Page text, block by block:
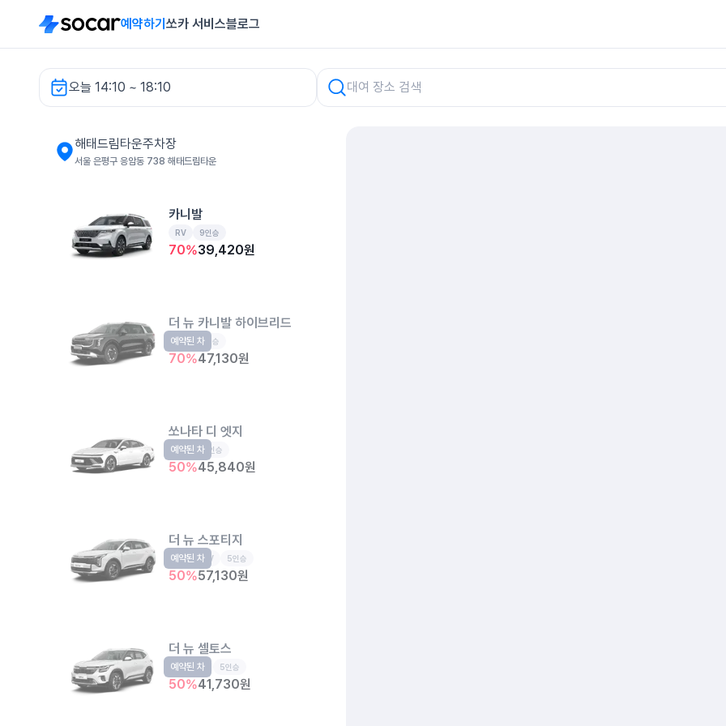
예약하기 쏘카 서비스블로그
오늘 14:10 ~ 18:10
해태드림타운주차장 렌터카
해태드림타운주차장
서울 은평구 응암동 738 해태드림타운
카니발
RV 9인승
70%39,420원
더 뉴 카니발 하이브리드
RV 9인승
70%47,130원
예약된 차
쏘나타 디 엣지
중형 5인승
50%45,840원
예약된 차
더 뉴 스포티지
준중형SUV 5인승
50%57,130원
예약된 차
더 뉴 셀토스
소형SUV 5인승
50%41,730원
예약된 차